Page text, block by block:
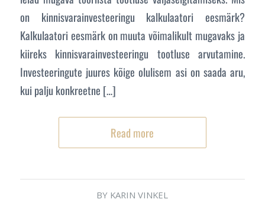
on kinnisvarainvesteeringu kalkulaatori eesmärk?
Kalkulaatori eesmärk on muuta võimalikult mugavaks ja
kiireks kinnisvarainvesteeringu tootluse arvutamine.
Investeeringute juures kõige olulisem asi on saada aru,
kui palju konkreetne […]
Read more
BY KARIN VINKEL